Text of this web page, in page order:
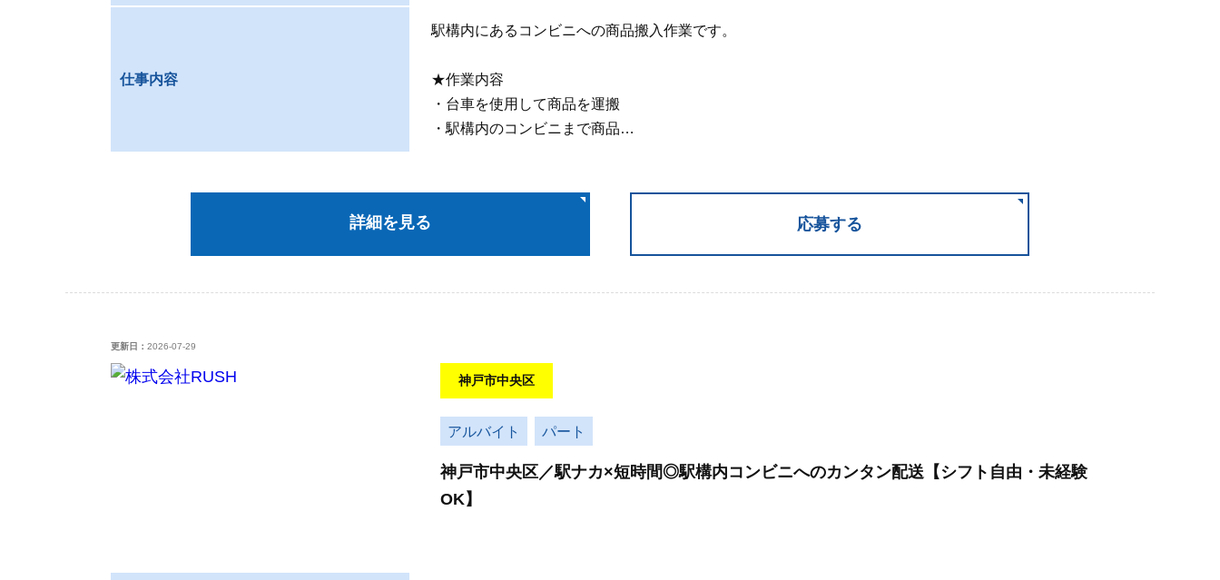
仕事内容
駅構内にあるコンビニへの商品搬入作業です。
★作業内容
・台車を使用して商品を運搬
・駅構内のコンビニまで商品…
詳細を見る 応募する
更新日： 2026-07-29
神戸市中央区
アルバイト パート
神戸市中央区／駅ナカ×短時間◎駅構内コンビニへのカンタン配送【シフト自由・未経験
OK】